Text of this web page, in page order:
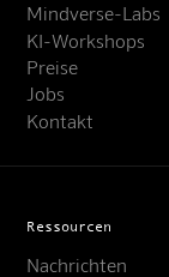
Mindverse-Labs
KI-Workshops
Preise
Jobs
Kontakt
Ressourcen
Nachrichten